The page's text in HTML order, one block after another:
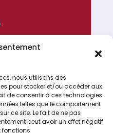
nous utilisons des
pour stocker et/ou accéder aux
de consentir à ces technologies
telles que le comportement
ce site. Le fait de ne pas
peut avoir un effet négatif
fonctions.